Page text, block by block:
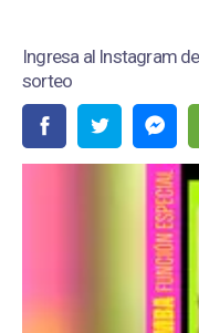
Ingresa al Instagram
sorteo